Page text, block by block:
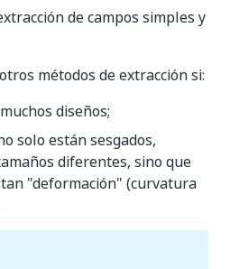
de campos simples y
métodos de extracción si:
diseños;
solo están sesgados,
diferentes, sino que
"deformación" (curvatura